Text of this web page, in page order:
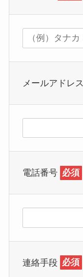
メールアドレス
電話番号 必須
連絡手段 必須